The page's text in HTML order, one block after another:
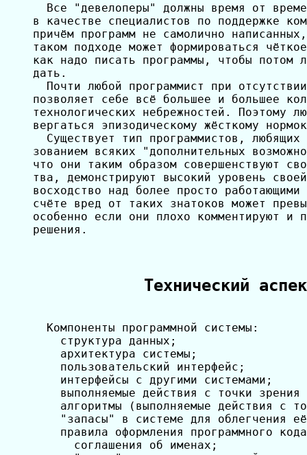
Все "девелоперы" должны время от
в качестве специалистов по поддержке
причём программ не самолично
таком подходе может формироваться
как надо писать программы, чтобы потом
дать.
Почти любой программист при
позволяет себе всё большее и большее
технологических небрежностей. Поэтому
вергаться эпизодическому жёсткому
Существует тип программистов, любящих
зованием всяких "дополнительных
что они таким образом совершенствуют
тва, демонстрируют высокий уровень
восходство над более просто
счёте вред от таких знатоков может
особенно если они плохо комментируют и
решения.
Технический
  Компоненты программной системы:
    структура данных;
    архитектура системы;
    пользовательский интерфейс;
    интерфейсы с другими системами;
выполняемые действия с точки зрения
алгоритмы (выполняемые действия с
"запасы" в системе для облегчения
правила оформления программного
      соглашения об именах;